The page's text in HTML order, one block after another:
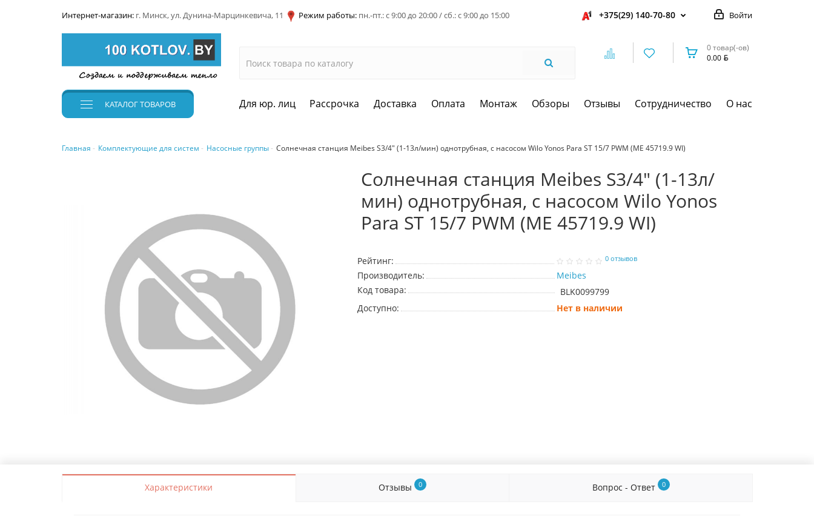
Интернет-магазин: г. Минск, ул. Дунина-Марцинкевича, 11 Режим работы: пн.-пт.: с 9:00 до 20:00 / сб.: с 9:00 до 15:00 Войти
+375(29) 140-70-80
0 товар(-ов)
0.00
КАТАЛОГТОВАРОВ Для юр. лиц Рассрочка Доставка Оплата Монтаж Обзоры Отзывы Сотрудничество О нас
Главная Комплектующие для систем Насосные группы Солнечная станция Meibes S3/4" (1-13л/мин) однотрубная, с насосом Wilo Yonos Para ST 15/7 PWM (МЕ 45719.9 WI)
Солнечная станция Meibes S3/4" (1-13л/
мин) однотрубная, с насосом Wilo Yonos
Para ST 15/7 PWM (МЕ 45719.9 WI)
Рейтинг: 0 отзывов
Производитель:
Meibes
Код товара:
BLK0099799
Доступно:
Нет в наличии
Характеристики Отзывы 0 Вопрос - Ответ 0